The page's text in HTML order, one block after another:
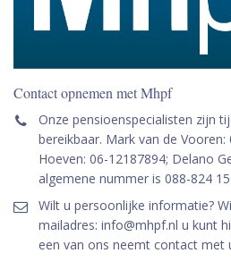
Contact opnemen met Mhpf
Onze pensioenspecialisten zijn
bereikbaar. Mark van de Vooren:
Hoeven: 06-12187894; Delano
algemene nummer is 088-824
Wilt u persoonlijke informatie?
mailadres: info@mhpf.nl u kunt
een van ons neemt contact met